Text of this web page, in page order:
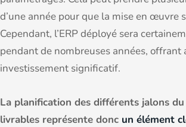
d’une année pour que la mise en œuvre
Cependant, l’ERP déployé sera
pendant de nombreuses années, offrant
investissement significatif.
La planification des différents jalons
livrables représente donc un élément